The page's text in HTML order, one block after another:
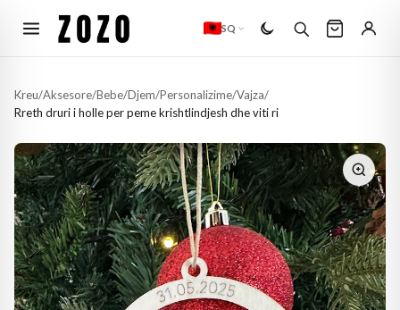
SQ
Kreu/Aksesore/Bebe/Djem/Personalizime/Vajza/
Rreth druri i holle per peme krishtlindjesh dhe viti ri